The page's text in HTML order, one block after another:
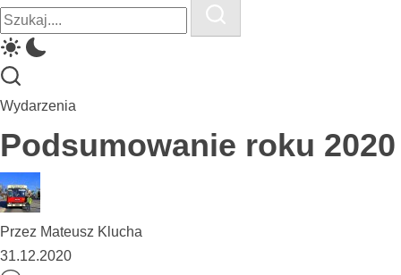
Close
Search
Search
Wydarzenia
Podsumowanie roku 2020
Przez Mateusz Klucha
31.12.2020